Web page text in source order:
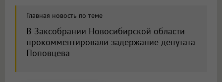
Главная новость по теме
В Заксобрании Новосибирской области
прокомментировали задержание депутата
Поповцева